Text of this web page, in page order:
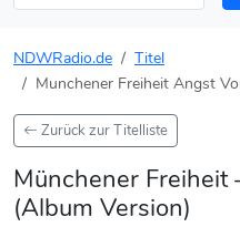
NDWRadio.de
Titel
Munchener Freiheit Angst
Zurück zur Titelliste
Münchener Freiheit
(Album Version)